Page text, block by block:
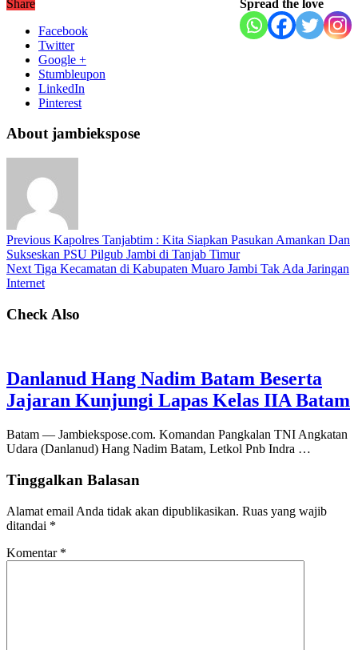
Spread the love
Share
Facebook
Twitter
Google +
Stumbleupon
LinkedIn
Pinterest
About jambiekspose
Previous Kapolres Tanjabtim : Kita Siapkan Pasukan Amankan Dan
Sukseskan PSU Pilgub Jambi di Tanjab Timur
Next Tiga Kecamatan di Kabupaten Muaro Jambi Tak Ada Jaringan
Internet
Check Also
Danlanud Hang Nadim Batam Beserta
Jajaran Kunjungi Lapas Kelas IIA Batam
Batam — Jambiekspose.com. Komandan Pangkalan TNI Angkatan
Udara (Danlanud) Hang Nadim Batam, Letkol Pnb Indra …
Tinggalkan Balasan
Alamat email Anda tidak akan dipublikasikan. Ruas yang wajib
ditandai *
Komentar *